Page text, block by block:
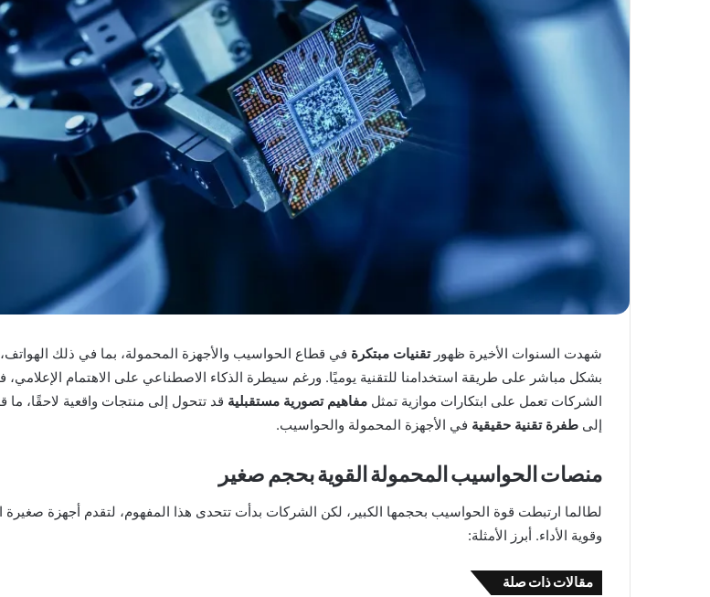
شهدت السنوات الأخيرة ظهورتقنيات مبتكرة في قطاع الحواسيب والأجهزة المحمولة، بما في ذلك الهواتف،
بشكل مباشر على طريقة استخدامنا للتقنية يوميًا. ورغم سيطرة الذكاء الاصطناعي على الاهتمام الإعلامي،
الشركات تعمل على ابتكارات موازية تمثل مفاهيم تصورية مستقبلية قد تتحول إلى منتجات واقعية لاحقًا، ما
إلى طفرة تقنية حقيقية في الأجهزة المحمولة والحواسيب.
منصات الحواسيب المحمولة القوية بحجم صغير
لطالما ارتبطت قوة الحواسيب بحجمها الكبير، لكن الشركات بدأت تتحدى هذا المفهوم، لتقدم أجهزة صغيرة
وقوية الأداء. أبرز الأمثلة:
مقالات ذات صلة